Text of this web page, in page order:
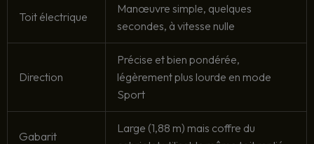
Toit électrique
Manœuvre simple, quelques
secondes, à vitesse nulle
Direction
Précise et bien pondérée,
légèrement plus lourde en mode
Sport
Gabarit
Large (1,88 m) mais coffre du